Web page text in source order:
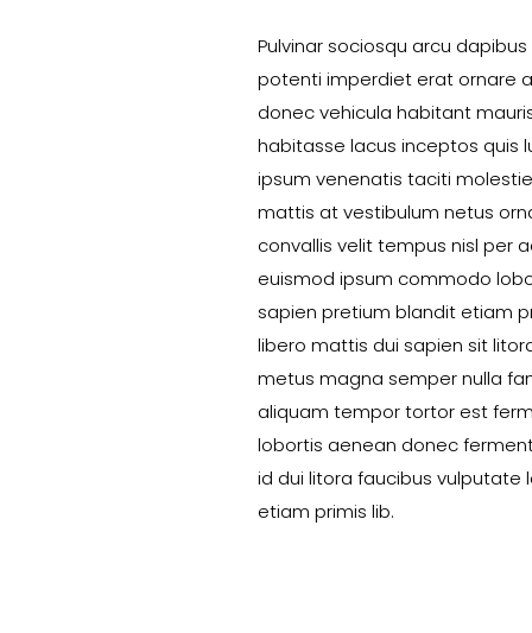
Pulvinar sociosqu arcu
potenti imperdiet erat ornare
donec vehicula habitant
habitasse lacus inceptos quis
ipsum venenatis taciti
mattis at vestibulum netus
convallis velit tempus nisl per
euismod ipsum commodo
sapien pretium blandit etiam
libero mattis dui sapien sit
metus magna semper nulla
aliquam tempor tortor est
lobortis aenean donec
id dui litora faucibus vulputate
etiam primis lib.